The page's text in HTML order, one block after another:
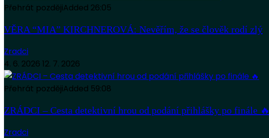
Přehrát pozdějiAdded 26:05
VĚRA “MIA” KIRCHNEROVÁ: Nevěřím, že se člověk rodí zlý
Zradci
4. 6. 2026 12. 7. 2026
Přehrát pozdějiAdded 59:08
ZRÁDCI – Cesta detektivní hrou od podání přihlášky po finále 🔥
Zradci